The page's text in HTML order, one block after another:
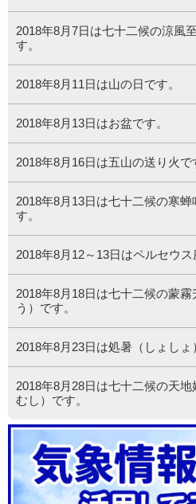
2018年8月7日は七十二候の涼風
す。
2018年8月11日は山の日です。
2018年8月13日はお盆です。
2018年8月16日は五山の送り火で
2018年8月13日は七十二候の寒
す。
2018年8月12～13日はペルセウス
2018年8月18日は七十二候の蒙
う）です。
2018年8月23日は処暑（しょしょ
2018年8月28日は七十二候の天
むし）です。